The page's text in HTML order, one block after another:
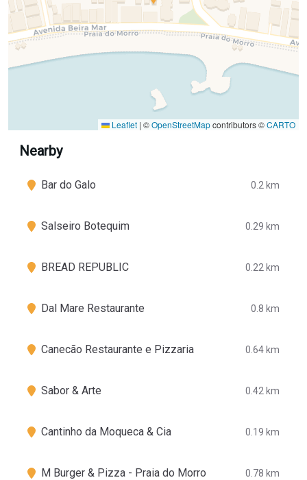
Leaflet | ©OpenStreetMapcontributors ©CARTO
Nearby
Bar do Galo 0.2 km
Salseiro Botequim 0.29 km
BREAD REPUBLIC 0.22 km
Dal Mare Restaurante 0.8 km
Canecão Restaurante e Pizzaria 0.64 km
Sabor & Arte 0.42 km
Cantinho da Moqueca & Cia 0.19 km
M Burger & Pizza - Praia do Morro 0.78 km